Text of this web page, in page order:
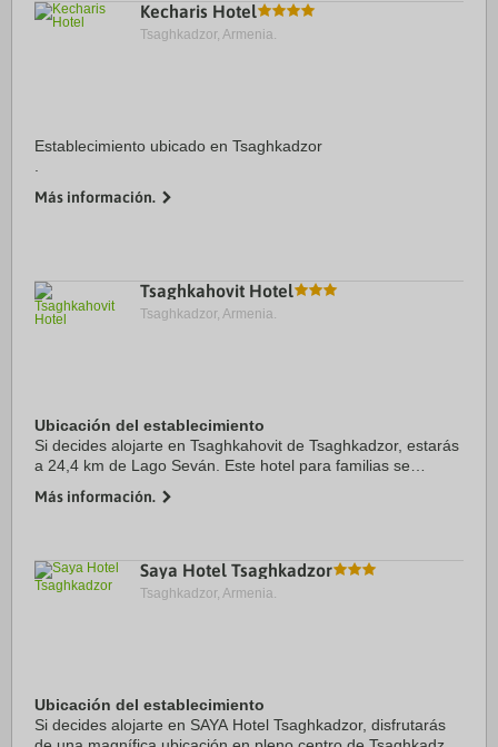
Kecharis Hotel
Tsaghkadzor, Armenia.
Establecimiento ubicado en Tsaghkadzor
Más información.
Tsaghkahovit Hotel
Tsaghkadzor, Armenia.
Ubicación del establecimiento
Si decides alojarte en Tsaghkahovit de Tsaghkadzor, estarás
a 24,4 km de Lago Seván. Este hotel para familias se
Instituto Mashtóts de investigaciones ...
Más información.
Saya Hotel Tsaghkadzor
Tsaghkadzor, Armenia.
Ubicación del establecimiento
Si decides alojarte en SAYA Hotel Tsaghkadzor, disfrutarás